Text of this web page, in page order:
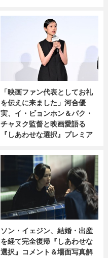
「映画ファン代表としてお礼
を伝えに来ました」河合優
実、イ・ビョンホン＆パク・
チャヌク監督と映画愛語る
『しあわせな選択』プレミア
ソン・イェジン、結婚・出産
を経て完全復帰『しあわせな
選択』コメント＆場面写真解